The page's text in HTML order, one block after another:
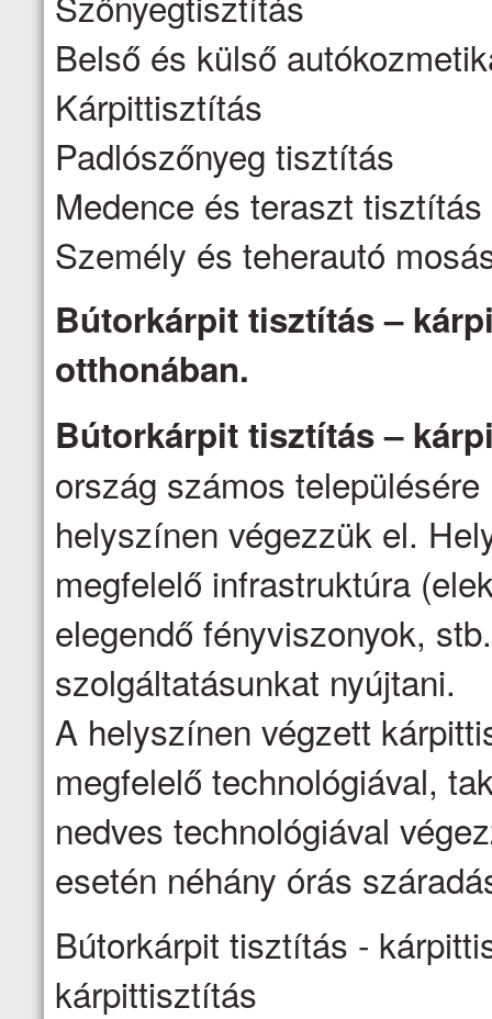
Belső és külső
Kárpittisztítás
Padlószőnyeg tisztítás
Medence és teraszt tisztítás
Személy és teherautó
Bútorkárpit tisztítás –
otthonában.
Bútorkárpit tisztítás –
ország számos
helyszínen végezzük el.
megfelelő infrastruktúra
elegendő fényviszonyok,
szolgáltatásunkat nyújtani.
A helyszínen végzett
megfelelő technológiával,
nedves technológiával
esetén néhány órás
Bútorkárpit tisztítás -
kárpittisztítás